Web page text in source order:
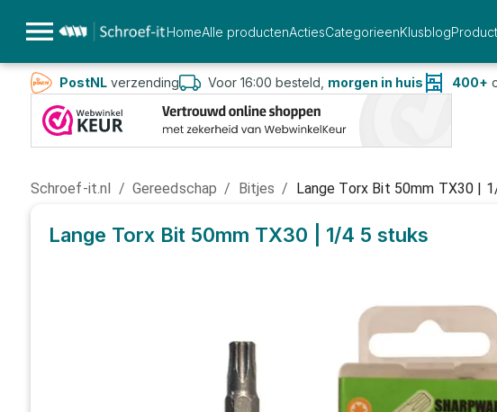
HomeAlle productenActiesCategorieenKlusblog
PostNLverzending Voor 16:00 besteld, morgen in huis 400+
Schroef-it.nl / Gereedschap / Bitjes / Lange Torx Bit 50mm TX30 |
Lange Torx Bit 50mm TX30 | 1/4 5 stuks